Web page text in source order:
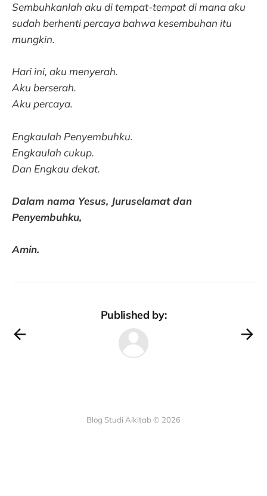
Sembuhkanlah aku di tempat-tempat di mana aku
sudah berhenti percaya bahwa kesembuhan itu
mungkin.
Hari ini, aku menyerah.
Aku berserah.
Aku percaya.
Engkaulah Penyembuhku.
Engkaulah cukup.
Dan Engkau dekat.
Dalam nama Yesus, Juruselamat dan
Penyembuhku,
Amin.
Published by:
Blog Studi Alkitab © 2026